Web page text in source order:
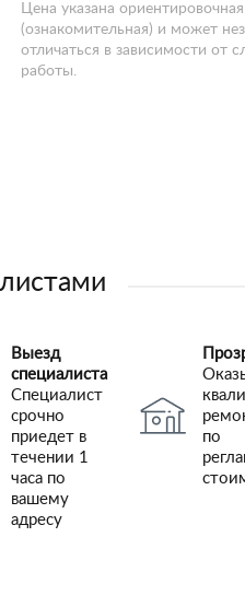
Цена указана ориентировочная
(ознакомительная) и может
отличаться в зависимости от
работы.
Выезд
специалиста
Специалист
срочно
приедет в
течении 1
часа по
вашему
адресу
по